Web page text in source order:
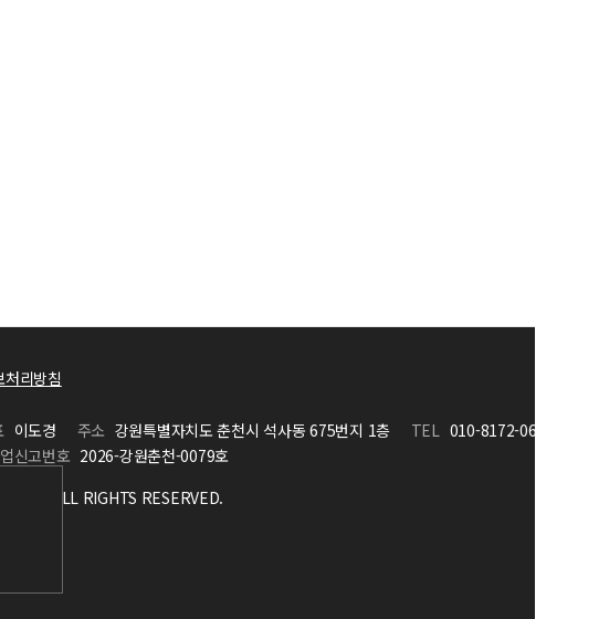
처리방침
이도경 주소 강원특별자치도 춘천시 석사동 675번지 1층 TEL 010-8172-0630
신고번호 2026-강원춘천-0079호
ALL RIGHTS RESERVED.